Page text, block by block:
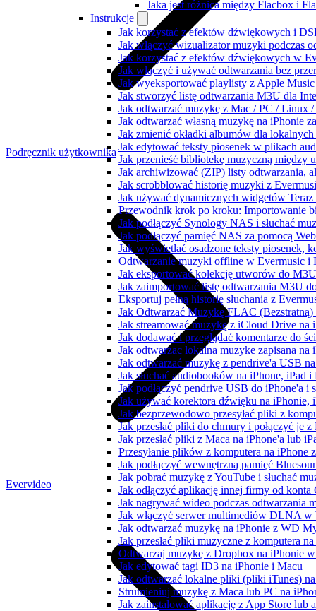
Jaka jest różnica między Flacbox i
Instrukcje
Jak korzystać z efektów dźwiękowych i
Jak włączyć wizualizator muzyki podczas
Jak korzystać z efektów dźwiękowych w
Jak włączyć i używać odtwarzania bez
Jak wyeksportować playlisty z Apple
Jak stworzyć listę odtwarzania M3U dla
Jak odtwarzać muzykę z Mac / PC /
Jak odtwarzać własną muzykę na iPhonie
Jak zmienić okładki albumów dla
Jak edytować teksty piosenek w plikach
Jak przenieść bibliotekę muzyczną
Jak archiwizować (ZIP) listy odtwarzania,
Jak scrobblować historię muzyki z
Jak używać dynamicznych widgetów
Przewodnik krok po kroku: Importowanie
Jak podłączyć Synology NAS i słuchać
Jak podłączyć pamięć NAS za pomocą
Jak wyświetlać osadzone teksty piosenek,
Odtwarzanie muzyki offline w Evermusic i
Jak eksportować kolekcję utworów do
Jak zaimportować listę odtwarzania M3U
Eksportuj pełną historię słuchania z
Jak Odtwarzać Muzykę FLAC
Jak streamować muzykę z iCloud Drive na
Jak dodawać i przeglądać komentarze do
Jak odtwarzac lokalna muzyke zapisana na
Jak odtwarzać muzykę z pendrive'a USB
Jak słuchać audiobooków na iPhone, iPad
Jak podłączyć pendrive USB do iPhone'a i
Jak używać korektora dźwięku na
Jak bezprzewodowo przesyłać pliki z
Jak przesłać pliki do chmury i połączyć je
Jak przesłać pliki z Maca na iPhone'a lub
Przesyłanie plików z komputera na iPhone
Jak podłączyć wewnętrzną pamięć
Jak pobrać muzykę z YouTube i słuchać
Jak odłączyć aplikację innej firmy od konta
Jak nagrywać wideo podczas odtwarzania
Jak włączyć serwer multimediów DLNA
Jak odtwarzać muzykę na iPhonie z WD
Jak przesłać pliki muzyczne z komputera
Odtwarzaj muzykę z Dropbox na iPhonie
Jak edytować tagi ID3 na iPhonie i Macu
Jak odtwarzać lokalne pliki (pliki iTunes)
Strumieniuj muzykę z Maca lub PC na
Jak zainstalować aplikację z App Store
Podręcznik użytkownika
Evervideo